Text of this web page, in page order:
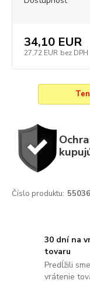
34,10 EUR
27,72 EUR bez DPH
Číslo produktu:
30 dní na
tovaru
Predĺžili
vrátenie